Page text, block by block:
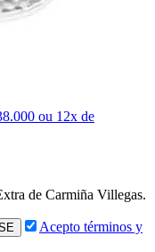
ou 12x de
de Carmiña Villegas.
Acepto términos y